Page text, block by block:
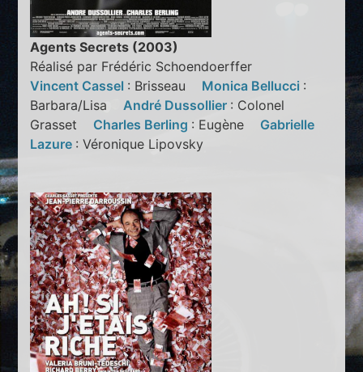
Agents Secrets (2003)
Réalisé par Frédéric Schoendoerffer
Vincent Cassel : Brisseau Monica Bellucci :
Barbara/LisaAndré Dussollier : Colonel
Grasset Charles Berling : Eugène Gabrielle
Lazure : Véronique Lipovsky